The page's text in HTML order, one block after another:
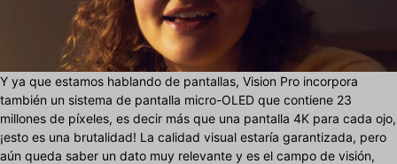
Y ya que estamos hablando de pantallas, Vision Pro incorpora
también un sistema de pantalla micro-OLED que contiene 23
millones de píxeles, es decir más que una pantalla 4K para cada ojo,
¡esto es una brutalidad! La calidad visual estaría garantizada, pero
aún queda saber un dato muy relevante y es el campo de visión,